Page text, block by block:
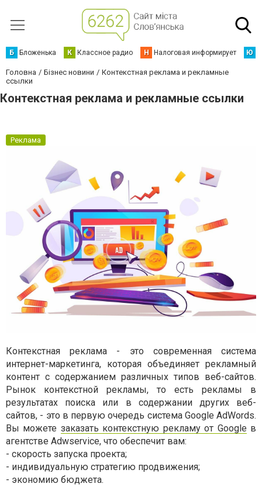
Б Бложенька К Классное радио Н Налоговая информирует Ю
Головна Бізнес новини
Контекстная реклама и рекламные
ссылки
Контекстная реклама и рекламные ссылки
Реклама
Контекстная реклама - это современная система
интернет-маркетинга, которая объединяет рекламный
контент с содержанием различных типов веб-сайтов.
Рынок контекстной рекламы, то есть рекламы в
результатах поиска или в содержании других веб-
сайтов, - это в первую очередь система Google AdWords.
Вы можете заказать контекстную рекламу от Google в
агентстве Adwservice, что обеспечит вам:
- скорость запуска проекта;
- индивидуальную стратегию продвижения;
- экономию бюджета.